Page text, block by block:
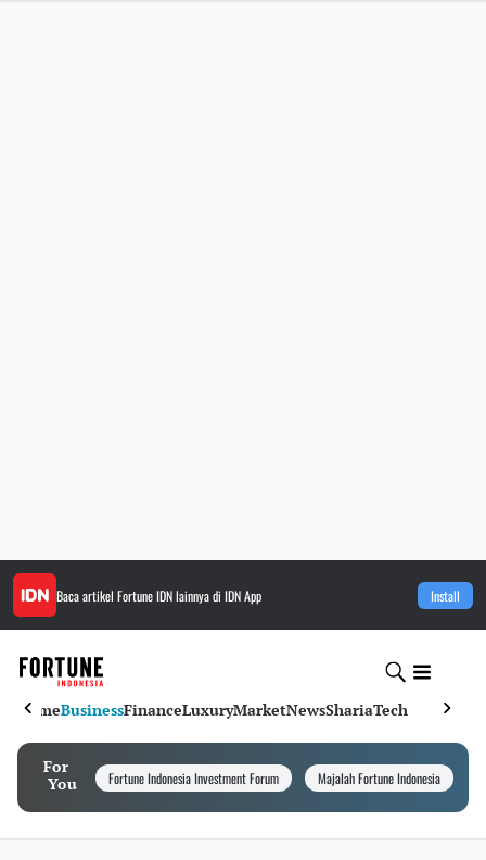
Baca artikel Fortune IDNlainnya di IDN App Install
HomeBusinessFinanceLuxuryMarketNewsShariaTech
For
You
Fortune Indonesia Investment Forum Majalah Fortune Indonesia